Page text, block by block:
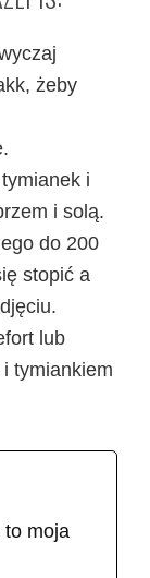
żeby
tymianek i
i solą.
do 200
stopić a
lub
tymiankiem
to moja